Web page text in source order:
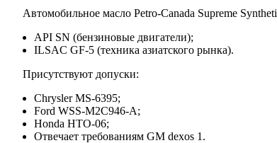
Автомобильное масло Petro-Canada Supreme
API SN (бензиновые двигатели);
ILSAC GF-5 (техника азиатского рынка).
Присутствуют допуски:
Chrysler MS-6395;
Ford WSS-M2C946-A;
Honda HTO-06;
Отвечает требованиям GM dexos 1.